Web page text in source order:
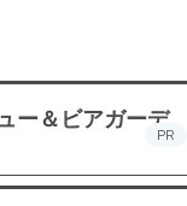
ー＆ビアガーデ
PR